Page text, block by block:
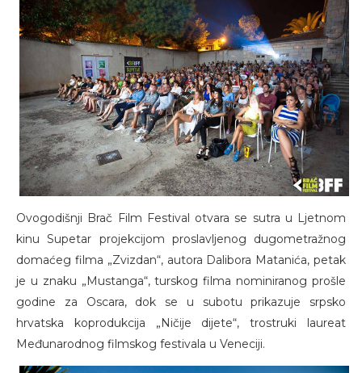
Ovogodišnji Brač Film Festival otvara se sutra u Ljetnom
kinu Supetar projekcijom proslavljenog dugometražnog
domaćeg filma „Zvizdan“, autora Dalibora Matanića, petak
je u znaku „Mustanga“, turskog filma nominiranog prošle
godine za Oscara, dok se u subotu prikazuje srpsko
hrvatska koprodukcija „Ničije dijete“, trostruki laureat
Međunarodnog filmskog festivala u Veneciji.